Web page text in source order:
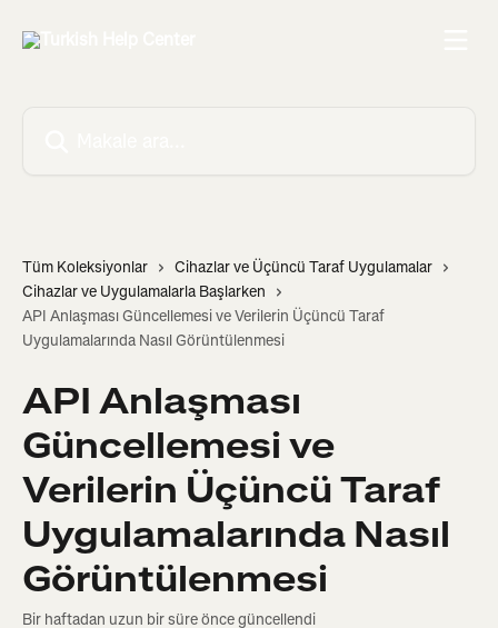
Tüm Koleksiyonlar
Cihazlar ve Üçüncü Taraf Uygulamalar
Cihazlar ve Uygulamalarla Başlarken
API Anlaşması Güncellemesi ve Verilerin Üçüncü Taraf
Uygulamalarında Nasıl Görüntülenmesi
API Anlaşması
Güncellemesi ve
Verilerin Üçüncü Taraf
Uygulamalarında Nasıl
Görüntülenmesi
Bir haftadan uzun bir süre önce güncellendi